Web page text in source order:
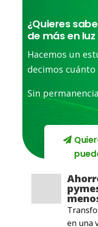
¿Quieres
de más en luz
Hacemos un
decimos
Sin
en una